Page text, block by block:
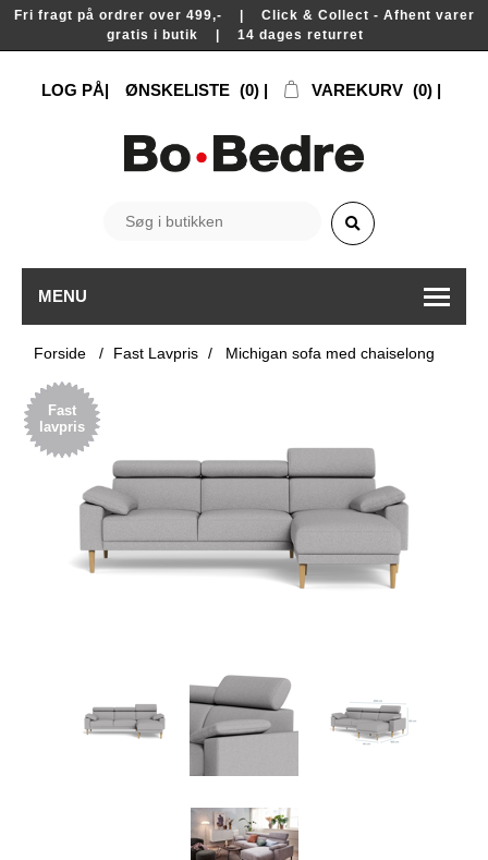
Fri fragt på ordrer over 499,- | Click & Collect - Afhent varer
gratis i butik | 14 dages returret
LOG PÅ ØNSKELISTE (0) VAREKURV (0)
MENU
Forside / Fast Lavpris / Michigan sofa med chaiselong
Fast
lavpris